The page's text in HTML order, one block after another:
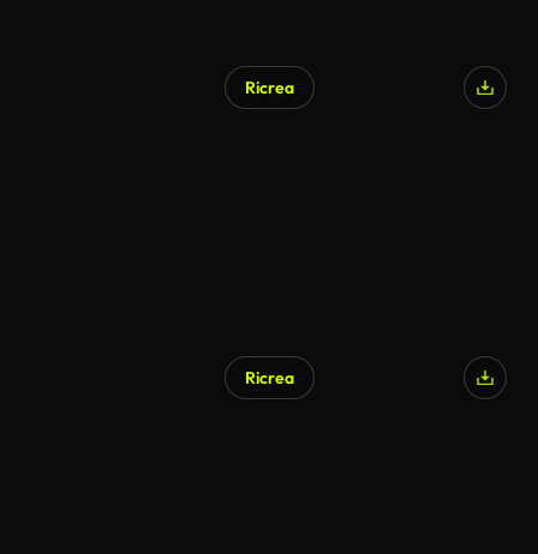
Ricrea
Ricrea